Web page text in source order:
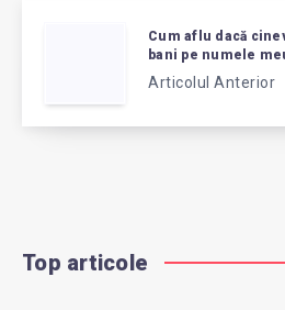
Cum aflu dacă
bani pe numele
Articolul Anterior
Top articole